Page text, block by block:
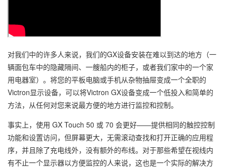
对我们中的许多人来说，我们的GX设备安装在难以到达的地方（一
辆面包车中的隐藏隔间、一艘船内的柜子，或者我们家中的一个家
用电器室）。将您的平板电脑或手机从杂物抽屉变成一个全职的
Victron显示设备，可以将Victron GX设备变成一个低投入和简单的
方法，从任何对您来说最方便的地方进行监控和控制。
事实上，使用 GX Touch 50 或 70 会更好——提供相同的触控控制
功能和设置访问，但屏幕更大，无需滚动查找和打开正确的应用程
序，并且除了充电线外，没有额外的布线。对于那些希望在视线内
有不止一个显示器以方便监控的人来说，这也是一个实际的解决方